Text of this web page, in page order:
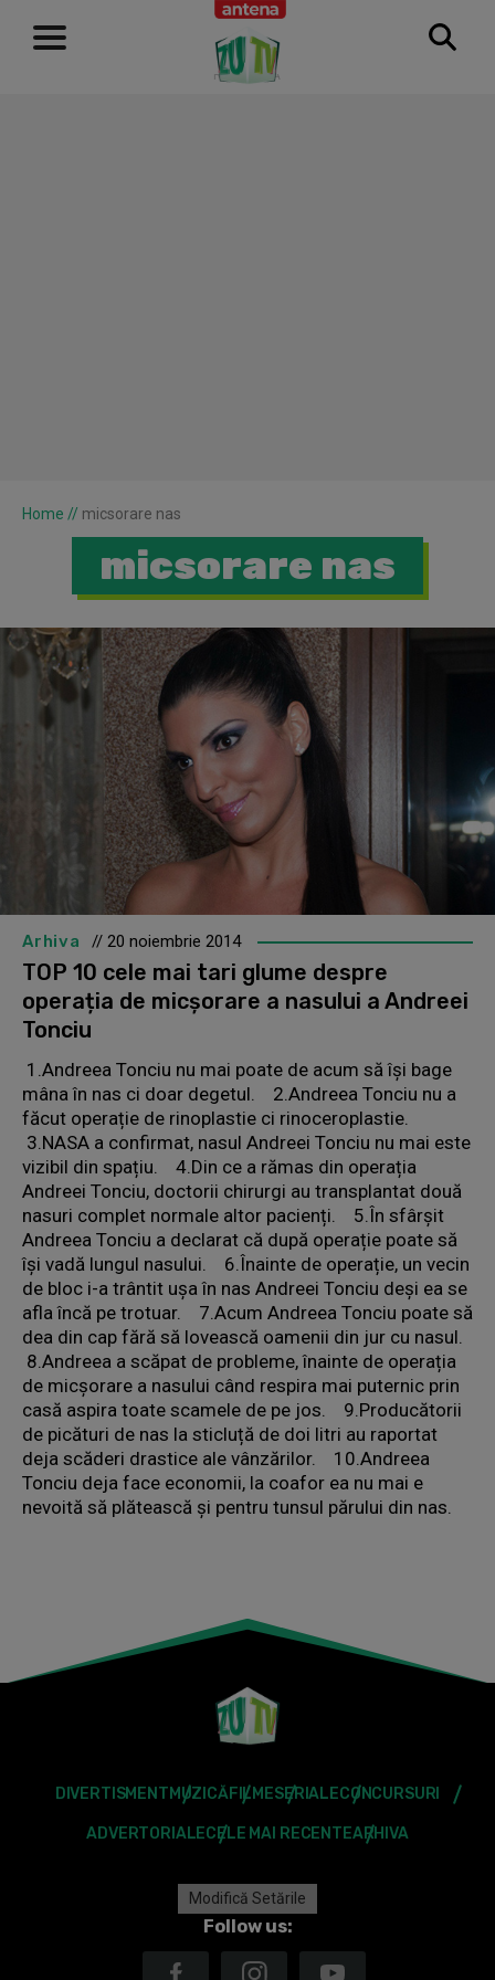
RECLAMĂ
Home // micsorare nas
micsorare nas
Arhiva // 20 noiembrie 2014
TOP 10 cele mai tari glume despre
operația de micșorare a nasului a Andreei
Tonciu
1.Andreea Tonciu nu mai poate de acum să își bage
mâna în nas ci doar degetul. 2.Andreea Tonciu nu a
făcut operație de rinoplastie ci rinoceroplastie.
3.NASA a confirmat, nasul Andreei Tonciu nu mai este
vizibil din spațiu. 4.Din ce a rămas din operația
Andreei Tonciu, doctorii chirurgi au transplantat două
nasuri complet normale altor pacienți. 5.În sfârșit
Andreea Tonciu a declarat că după operație poate să
își vadă lungul nasului. 6.Înainte de operație, un vecin
de bloc i-a trântit ușa în nas Andreei Tonciu deși ea se
afla încă pe trotuar. 7.Acum Andreea Tonciu poate să
dea din cap fără să lovească oamenii din jur cu nasul.
8.Andreea a scăpat de probleme, înainte de operația
de micșorare a nasului când respira mai puternic prin
casă aspira toate scamele de pe jos. 9.Producătorii
de picături de nas la sticluță de doi litri au raportat
deja scăderi drastice ale vânzărilor. 10.Andreea
Tonciu deja face economii, la coafor ea nu mai e
nevoită să plătească și pentru tunsul părului din nas.
DIVERTISMENT MUZICĂFILMESERIALECONCURSURI
ADVERTORIALECELE MAI RECENTEARHIVA
Modifică Setările
Follow us: